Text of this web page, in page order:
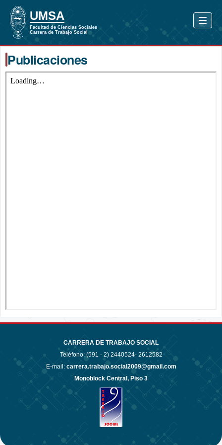
Publicaciones
CARRERA DE TRABAJO SOCIAL
Teléfono: (591 - 2) 2440524- 2612582
E-mail: carrera.trabajo.social2009@gmail.com
Monoblock Central, Piso 3